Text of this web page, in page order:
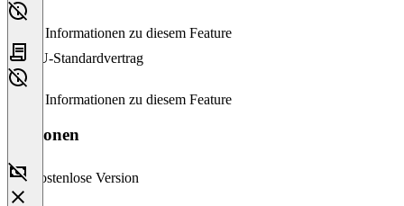
Keine Informationen zu diesem Feature
EU-Standardvertrag
Keine Informationen zu diesem Feature
Versionen
Kostenlose Version